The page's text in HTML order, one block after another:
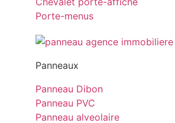
Porte-menus
Panneaux
Panneau Dibon
Panneau PVC
Panneau alveolaire